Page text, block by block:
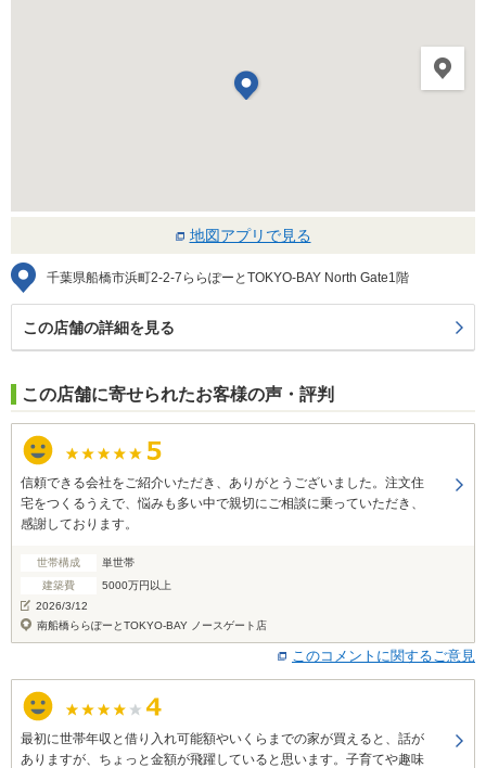
地図アプリで見る
千葉県船橋市浜町2-2-7ららぽーとTOKYO-BAY North Gate1階
この店舗の詳細を見る
この店舗に寄せられたお客様の声・評判
信頼できる会社をご紹介いただき、ありがとうございました。注文住
宅をつくるうえで、悩みも多い中で親切にご相談に乗っていただき、
感謝しております。
世帯構成
単世帯
建築費
5000万円以上
2026/3/12
南船橋ららぽーとTOKYO-BAY ノースゲート店
このコメントに関するご意見
最初に世帯年収と借り入れ可能額やいくらまでの家が買えると、話が
ありますが、ちょっと金額が飛躍していると思います。子育てや趣味